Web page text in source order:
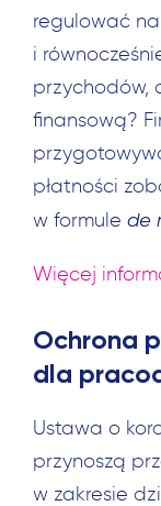
regulować
i
przychodów,
finansową?
płatności
w formule de
Więcej
Ochrona
dla
Ustawa o
przynoszą
w zakresie